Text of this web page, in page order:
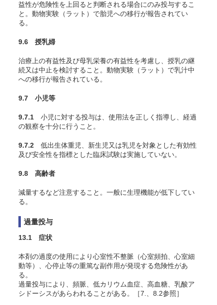
益性が危険性を上回ると判断される場合にのみ投与するこ
と。動物実験（ラット）で胎児への移行が報告されてい
る 。
9.6 授乳婦
治療上の有益性及び母乳栄養の有益性を考慮し、授乳の継
続又は中止を検討すること。動物実験（ラット）で乳汁中
への移行が報告されている 。
9.7 小児等
9.7.1 小児に対する投与は、使用法を正しく指導し、経過
の観察を十分に行うこと。
9.7.2 低出生体重児、新生児又は乳児を対象とした有効性
及び安全性を指標とした臨床試験は実施していない。
9.8 高齢者
減量するなど注意すること。一般に生理機能が低下してい
る。
過量投与
13.1 症状
本剤の過度の使用により心室性不整脈（心室頻拍、心室細
動等）、心停止等の重篤な副作用が発現する危険性があ
る。
過量投与により、頻脈、低カリウム血症、高血糖、乳酸ア
シドーシスがあらわれることがある。［7.、8.2参照］